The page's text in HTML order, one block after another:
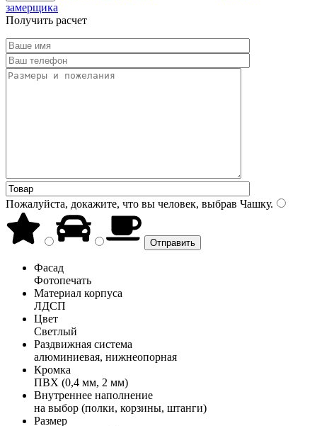
замерщика
Получить расчет
Пожалуйста, докажите, что вы человек, выбрав Чашку.
Фасад
Фотопечать
Материал корпуса
ЛДСП
Цвет
Светлый
Раздвижная система
алюминиевая, нижнеопорная
Кромка
ПВХ (0,4 мм, 2 мм)
Внутреннее наполнение
на выбор (полки, корзины, штанги)
Размер